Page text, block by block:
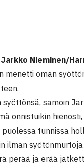
Jarkko Nieminen/
menetti oman
samoin
onnistuikin
puolessa tunnissa
ilman
perää ja erää